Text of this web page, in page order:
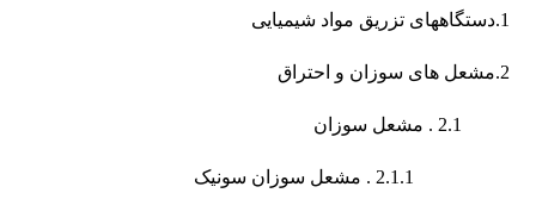
1.دستگاه­های تزریق مواد شیمیایی
2.مشعل های سوزان و احتراق
2.1 . مشعل سوزان
2.1.1 . مشعل سوزان سونیک